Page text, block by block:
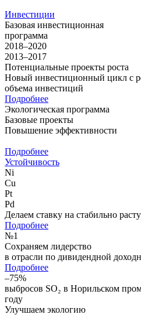
Инвестиции
Базовая инвестиционная
программа
2018–2020
2013–2017
Потенциальные проекты роста
Новый инвестиционный цикл с
объема инвестиций
Подробнее
Экологическая программа
Базовые проекты
Повышение эффективности
Подробнее
Устойчивость
Ni
Cu
Pt
Pd
Делаем ставку на стабильно
Подробнее
№1
Сохраняем лидерство
в отрасли по дивидендной
Подробнее
–75%
выбросов SO₂ в Норильском
году
Улучшаем экологию